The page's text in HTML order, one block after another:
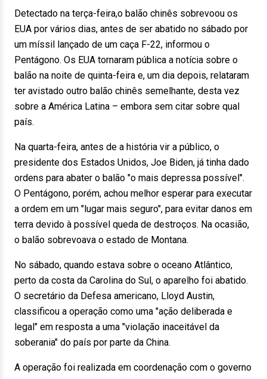
Detectado na terça-feira,o balão chinês sobrevoou os
EUA por vários dias, antes de ser abatido no sábado por
um míssil lançado de um caça F-22, informou o
Pentágono. Os EUA tornaram pública a notícia sobre o
balão na noite de quinta-feira e, um dia depois, relataram
ter avistado outro balão chinês semelhante, desta vez
sobre a América Latina – embora sem citar sobre qual
país.
Na quarta-feira, antes de a história vir a público, o
presidente dos Estados Unidos, Joe Biden, já tinha dado
ordens para abater o balão "o mais depressa possível".
O Pentágono, porém, achou melhor esperar para executar
a ordem em um "lugar mais seguro", para evitar danos em
terra devido à possível queda de destroços. Na ocasião,
o balão sobrevoava o estado de Montana.
No sábado, quando estava sobre o oceano Atlântico,
perto da costa da Carolina do Sul, o aparelho foi abatido.
O secretário da Defesa americano, Lloyd Austin,
classificou a operação como uma "ação deliberada e
legal" em resposta a uma "violação inaceitável da
soberania" do país por parte da China.
A operação foi realizada em coordenação com o governo